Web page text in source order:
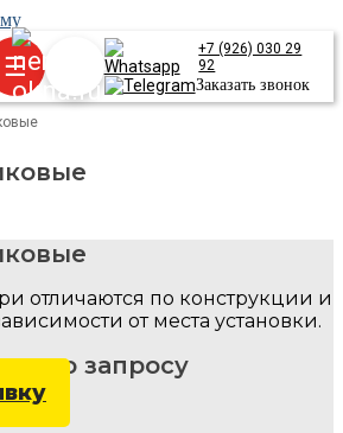
☰
+7 (926) 030 29
92
Заказать звонок
отличаются по конструкции и
от места установки.
по запросу